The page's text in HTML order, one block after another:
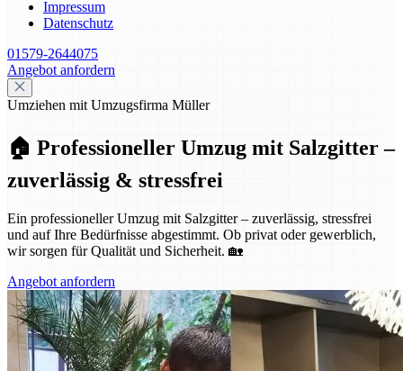
Impressum
Datenschutz
01579-2644075
Angebot anfordern
Umziehen mit Umzugsfirma Müller
🏠 Professioneller Umzug mit Salzgitter –
zuverlässig & stressfrei
Ein professioneller Umzug mit Salzgitter – zuverlässig, stressfrei
und auf Ihre Bedürfnisse abgestimmt. Ob privat oder gewerblich,
wir sorgen für Qualität und Sicherheit. 🏡
Angebot anfordern